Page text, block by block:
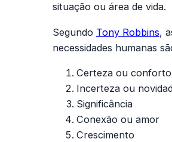
situação ou área de vida.
Segundo Tony Robbins,
necessidades humanas
Certeza ou conforto
Incerteza ou
Significância
Conexão ou amor
Crescimento